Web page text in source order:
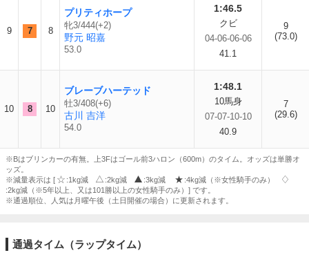
9 7 8
プリティホープ
牝3/444(+2)
野元 昭嘉
53.0
1:46.5
クビ
04-06-06-06
41.1
9
(73.0)
10 8 10
ブレーブハーテッド
牡3/408(+6)
古川 吉洋
54.0
1:48.1
10馬身
07-07-10-10
40.9
7
(29.6)
※Bはブリンカーの有無。上3Fはゴール前3ハロン（600m）のタイム。オッズは単勝オ
ッズ。
※減量表示は [
:1kg減 :2kg減 :3kg減
:4kg減（※女性騎手のみ）
:2kg減（※5年以上、又は101勝以上の女性騎手のみ）] です。
※通過順位、人気は月曜午後（土日開催の場合）に更新されます。
通過タイム（ラップタイム）